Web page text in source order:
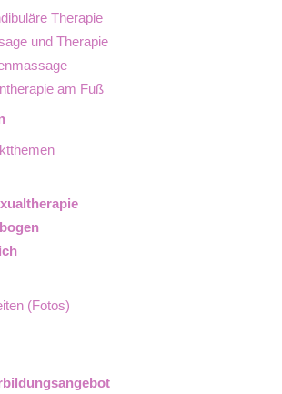
Therapie
und Therapie
am Fuß
(Fotos)